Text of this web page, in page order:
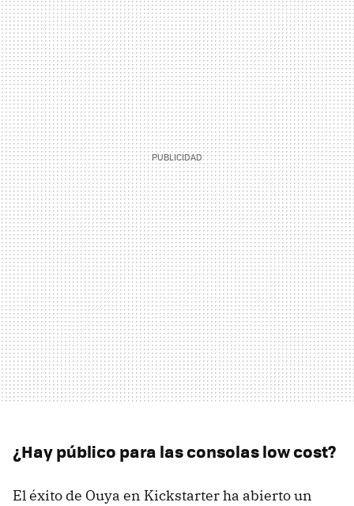
¿Hay público para las consolas low cost?
El éxito de Ouya en Kickstarter ha abierto un